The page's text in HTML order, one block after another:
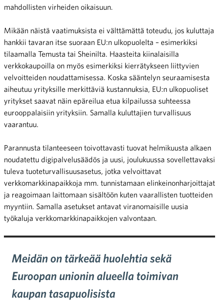
mahdollisten virheiden oikaisuun.
Mikään näistä vaatimuksista ei välttämättä toteudu, jos kuluttaja
hankkii tavaran itse suoraan EU:n ulkopuolelta – esimerkiksi
tilaamalla Temusta tai Sheinilta. Haasteita kiinalaisilla
verkkokaupoilla on myös esimerkiksi kierrätykseen liittyvien
velvoitteiden noudattamisessa. Koska sääntelyn seuraamisesta
aiheutuu yrityksille merkittäviä kustannuksia, EU:n ulkopuoliset
yritykset saavat näin epäreilua etua kilpailussa suhteessa
eurooppalaisiin yrityksiin. Samalla kuluttajien turvallisuus
vaarantuu.
Parannusta tilanteeseen toivottavasti tuovat helmikuusta alkaen
noudatettu digipalvelusäädös ja uusi, joulukuussa sovellettavaksi
tuleva tuoteturvallisuusasetus, jotka velvoittavat
verkkomarkkinapaikkoja mm. tunnistamaan elinkeinonharjoittajat
ja reagoimaan laittomaan sisältöön kuten vaarallisten tuotteiden
myyntiin. Samalla asetukset antavat viranomaisille uusia
työkaluja verkkomarkkinapaikkojen valvontaan.
Meidän on tärkeää huolehtia sekä
Euroopan unionin alueella toimivan
kaupan tasapuolisista